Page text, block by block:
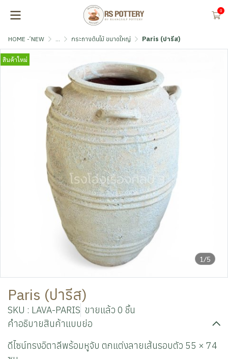
0
HOME - ์NEW ... กระถางต้นไม้ ขนาดใหญ่ Paris (ปารีส)
1/5
สินค้าใหม่
Paris (ปารีส)
SKU : LAVA-PARIS ขายแล้ว 0 ชิ้น
คำอธิบายสินค้าแบบย่อ
ดีไซน์ทรงอิตาลีพร้อมหูจับ ตกแต่งลายเส้นรอบตัว 55 × 74